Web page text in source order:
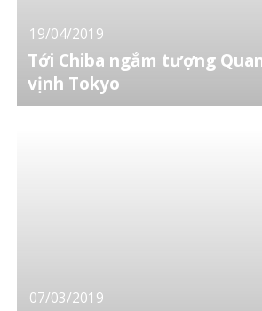
19/04/2019
Tới Chiba ngắm tượng
vịnh Tokyo
07/03/2019